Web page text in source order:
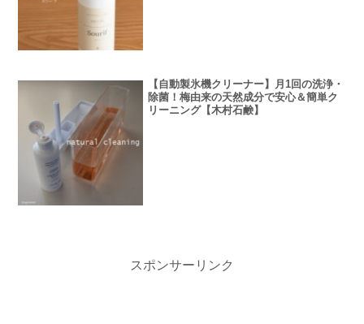
【自動製氷機クリーナー】月1回の洗浄・
除菌！梅由来の天然成分で安心＆簡単ク
リーニング【木村石鹸】
スポンサーリンク